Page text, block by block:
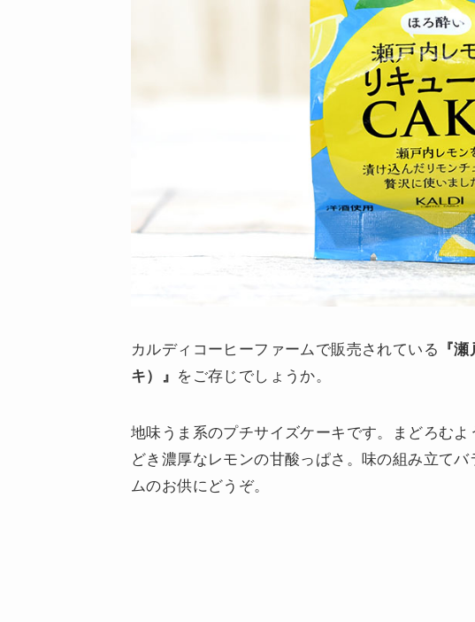
カルディコーヒーファームで販売されている
『
キ）』 をご存じでしょうか。
地味うま系のプチサイズケーキです。まどろむ
どき濃厚なレモンの甘酸っぱさ。味の組み立て
ムのお供にどうぞ。